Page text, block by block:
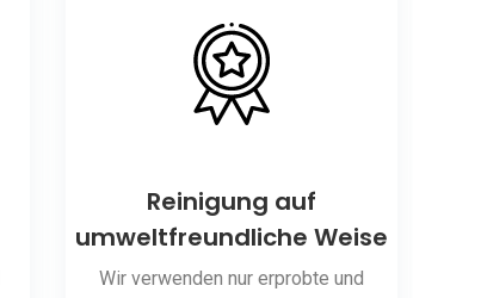
Reinigung auf
umweltfreundliche Weise
Wir verwenden nur erprobte und